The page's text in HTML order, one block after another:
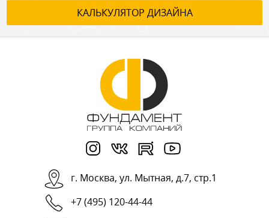
КАЛЬКУЛЯТОР ДИЗАЙНА
г. Москва, ул. Мытная, д.7, стр.1
+7 (495) 120-44-44